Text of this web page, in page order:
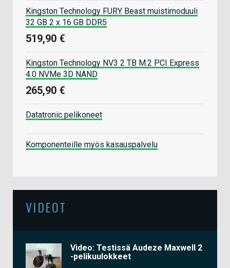
Kingston Technology FURY Beast muistimoduuli
32 GB 2 x 16 GB DDR5
519,90 €
Kingston Technology NV3 2 TB M.2 PCI Express
4.0 NVMe 3D NAND
265,90 €
Datatronic pelikoneet
Komponenteille myös kasauspalvelu
VIDEOT
Video: Testissä Audeze Maxwell 2
-pelikuulokkeet